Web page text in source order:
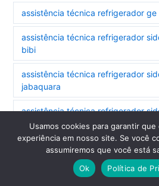
assistência técnica refrigerador
assistência técnica refrigerador
bibi
assistência técnica refrigerador
jabaquara
assistência técnica refrigerador
nova mazzei
assistência técnica secadora ge
assistência técnica secadora ge
Usamos cookies para garantir
experiência em nosso site. Se você
assumiremos que você está
Ok
Política de